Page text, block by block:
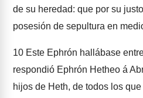
de su heredad: que por su
posesión de sepultura en
10 Este Ephrón hallábase
respondió Ephrón Hetheo á
hijos de Heth, de todos los